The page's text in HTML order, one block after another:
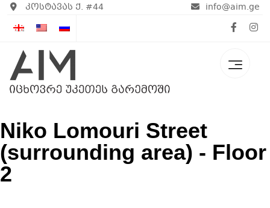
კოსტავას ქ. #44 info@aim.ge
Niko Lomouri Street
(surrounding area) - Floor
2